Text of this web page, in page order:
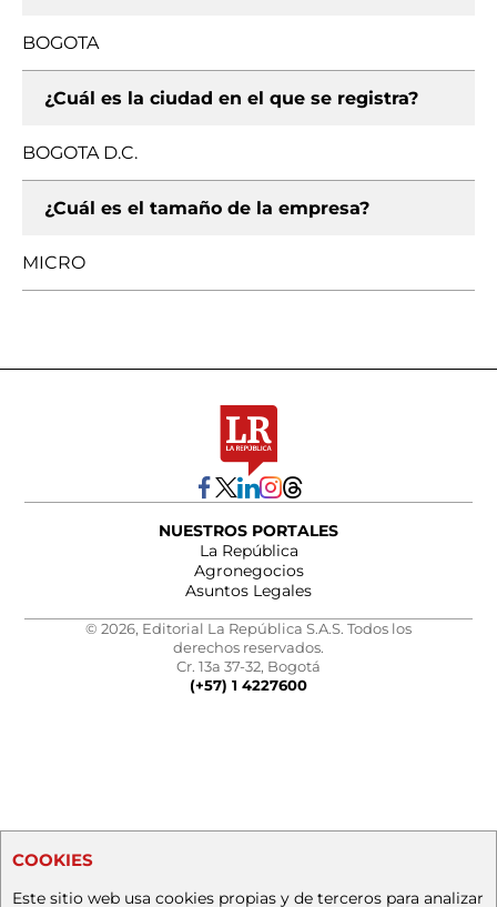
BOGOTA
¿Cuál es la ciudad en el que se registra?
BOGOTA D.C.
¿Cuál es el tamaño de la empresa?
MICRO
NUESTROS PORTALES
La República
Agronegocios
Asuntos Legales
© 2026, Editorial La República S.A.S. Todos los
derechos reservados.
Cr. 13a 37-32, Bogotá
(+57) 1 4227600
COOKIES
Este sitio web usa cookies propias y de terceros para analizar